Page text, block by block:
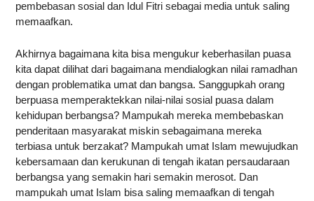
pembebasan sosial dan Idul Fitri sebagai media untuk saling
memaafkan.
Akhirnya bagaimana kita bisa mengukur keberhasilan puasa
kita dapat dilihat dari bagaimana mendialogkan nilai ramadhan
dengan problematika umat dan bangsa. Sanggupkah orang
berpuasa memperaktekkan nilai-nilai sosial puasa dalam
kehidupan berbangsa? Mampukah mereka membebaskan
penderitaan masyarakat miskin sebagaimana mereka
terbiasa untuk berzakat? Mampukah umat Islam mewujudkan
kebersamaan dan kerukunan di tengah ikatan persaudaraan
berbangsa yang semakin hari semakin merosot. Dan
mampukah umat Islam bisa saling memaafkan di tengah